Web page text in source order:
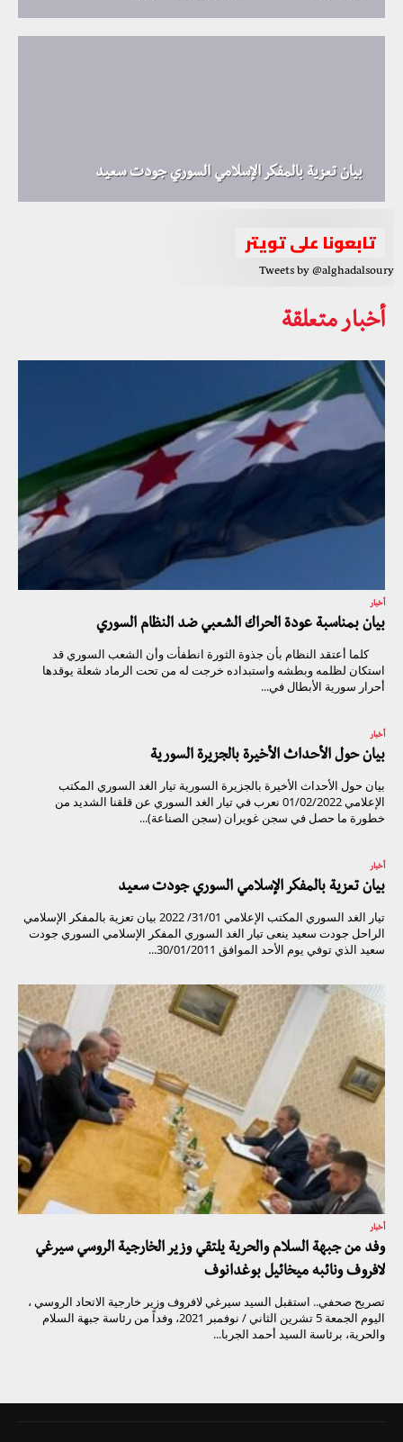
بيان تعزية بالمفكر الإسلامي السوري جودت سعيد
تابعونا على تويتر
Tweets by @alghadalsoury
أخبار متعلقة
أخبار
بيان بمناسبة عودة الحراك الشعبي ضد النظام السوري
كلما أعتقد النظام بأن جذوة الثورة انطفأت وأن الشعب السوري قد
استكان لظلمه وبطشه واستبداده خرجت له من تحت الرماد شعلة يوقدها
أحرار سورية الأبطال في...
أخبار
بيان حول الأحداث الأخيرة بالجزيرة السورية
بيان حول الأحداث الأخيرة بالجزيرة السورية تيار الغد السوري المكتب
الإعلامي 01/02/2022 نعرب في تيار الغد السوري عن قلقنا الشديد من
خطورة ما حصل في سجن غويران (سجن الصناعة)...
أخبار
بيان تعزية بالمفكر الإسلامي السوري جودت سعيد
تيار الغد السوري المكتب الإعلامي 31/01/ 2022 بيان تعزية بالمفكر الإسلامي
الراحل جودت سعيد ينعى تيار الغد السوري المفكر الإسلامي السوري جودت
سعيد الذي توفي يوم الأحد الموافق 30/01/2011...
أخبار
وفد من جبهة السلام والحرية يلتقي وزير الخارجية الروسي سيرغي
لافروف ونائبه ميخائيل بوغدانوف
تصريح صحفي.. استقبل السيد سيرغي لافروف وزير خارجية الاتحاد الروسي ،
اليوم الجمعة 5 تشرين الثاني / نوفمبر 2021، وفداً من رئاسة جبهة السلام
والحرية، برئاسة السيد أحمد الجربا...